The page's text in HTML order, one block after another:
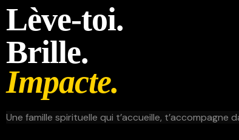
Lève-toi.
Brille.
Impacte.
Une famille spirituelle qui t’accueille,